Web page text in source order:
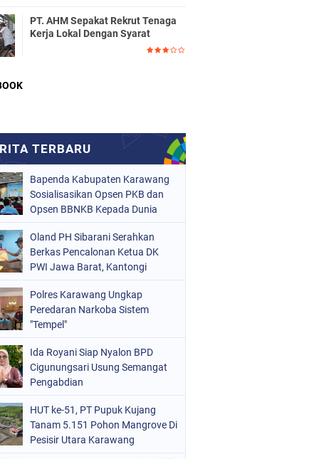
PT. AHM Sepakat Rekrut Tenaga
Kerja Lokal Dengan Syarat
Bapenda Kabupaten Karawang
Sosialisasikan Opsen PKB dan
Opsen BBNKB Kepada Dunia
Oland PH Sibarani Serahkan
Berkas Pencalonan Ketua DK
PWI Jawa Barat, Kantongi
Polres Karawang Ungkap
Peredaran Narkoba Sistem
"Tempel"
Ida Royani Siap Nyalon BPD
Cigunungsari Usung Semangat
Pengabdian
HUT ke-51, PT Pupuk Kujang
Tanam 5.151 Pohon Mangrove Di
Pesisir Utara Karawang